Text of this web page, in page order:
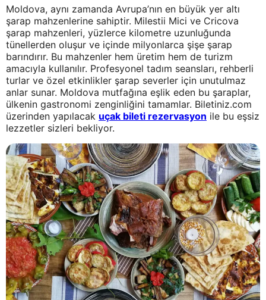
Moldova, aynı zamanda Avrupa’nın en büyük yer altı
şarap mahzenlerine sahiptir. Milestii Mici ve Cricova
şarap mahzenleri, yüzlerce kilometre uzunluğunda
tünellerden oluşur ve içinde milyonlarca şişe şarap
barındırır. Bu mahzenler hem üretim hem de turizm
amacıyla kullanılır. Profesyonel tadım seansları, rehberli
turlar ve özel etkinlikler şarap severler için unutulmaz
anlar sunar. Moldova mutfağına eşlik eden bu şaraplar,
ülkenin gastronomi zenginliğini tamamlar. Biletiniz.com
üzerinden yapılacak uçak bileti rezervasyon ile bu eşsiz
lezzetler sizleri bekliyor.